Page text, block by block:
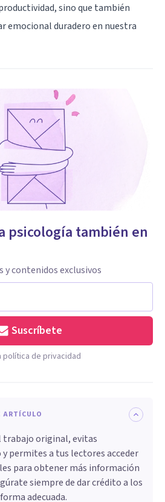
sino que también
emocional duradero en nuestra
psicología también en
y contenidos exclusivos
Suscríbete
de privacidad
ARTÍCULO
trabajo original, evitas
permites a tus lectores acceder
para obtener más información
siempre de dar crédito a los
adecuada.